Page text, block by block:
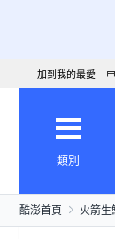
加到我的最愛
類別
酷澎首頁 火箭生